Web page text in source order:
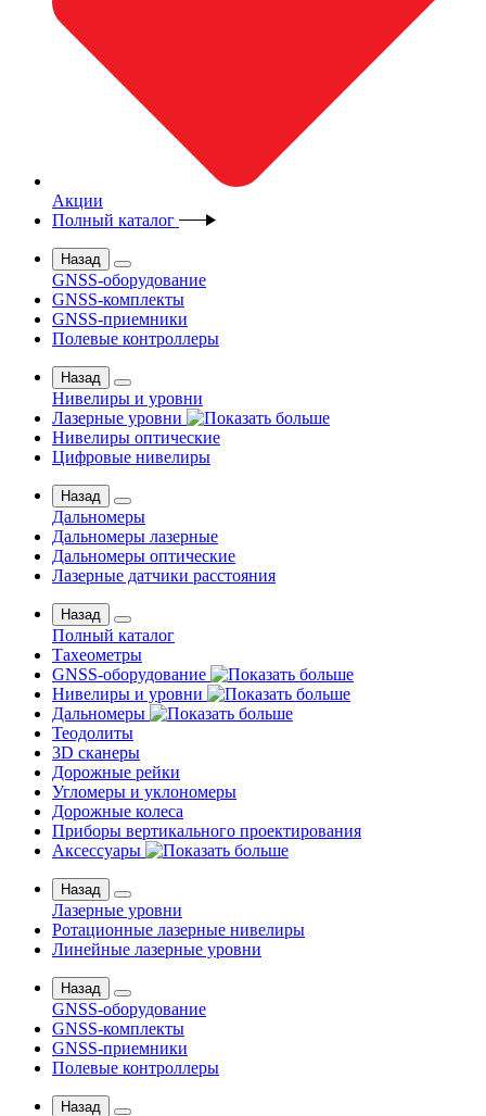
Акции
Полный каталог
Назад
GNSS-оборудование
GNSS-комплекты
GNSS-приемники
Полевые контроллеры
Назад
Нивелиры и уровни
Лазерные уровни
Нивелиры оптические
Цифровые нивелиры
Назад
Дальномеры
Дальномеры лазерные
Дальномеры оптические
Лазерные датчики расстояния
Назад
Полный каталог
Тахеометры
GNSS-оборудование
Нивелиры и уровни
Дальномеры
Теодолиты
3D сканеры
Дорожные рейки
Угломеры и уклономеры
Дорожные колеса
Приборы вертикального проектирования
Аксессуары
Назад
Лазерные уровни
Ротационные лазерные нивелиры
Линейные лазерные уровни
Назад
GNSS-оборудование
GNSS-комплекты
GNSS-приемники
Полевые контроллеры
Назад